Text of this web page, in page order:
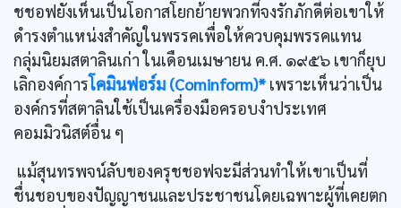
ชชอฟยังเห็นเป็นโอกาสโยกย้ายพวกที่จงรักภักดีต่อเขาให้
ดำรงตำแหน่งสำคัญในพรรคเพื่อให้ควบคุมพรรคแทน
กลุ่มนิยมสตาลินเก่า ในเดือนเมษายน ค.ศ. ๑๙๕๖ เขาก็ยุบ
เลิกองค์การโคมินฟอร์ม (Cominform)* เพราะเห็นว่าเป็น
องค์กรที่สตาลินใช้เป็นเครื่องมือครอบงำประเทศ
คอมมิวนิสต์อื่น ๆ
แม้สุนทรพจน์ลับของครุชชอฟจะมีส่วนทำให้เขาเป็นที่
ชื่นชอบของปัญญาชนและประชาชนโดยเฉพาะผู้ที่เคยตก